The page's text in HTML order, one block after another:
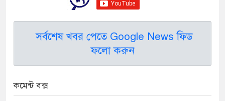
সর্বশেষ খবর পেতে Google News ফিড
ফলো করুন
কমেন্ট বক্স